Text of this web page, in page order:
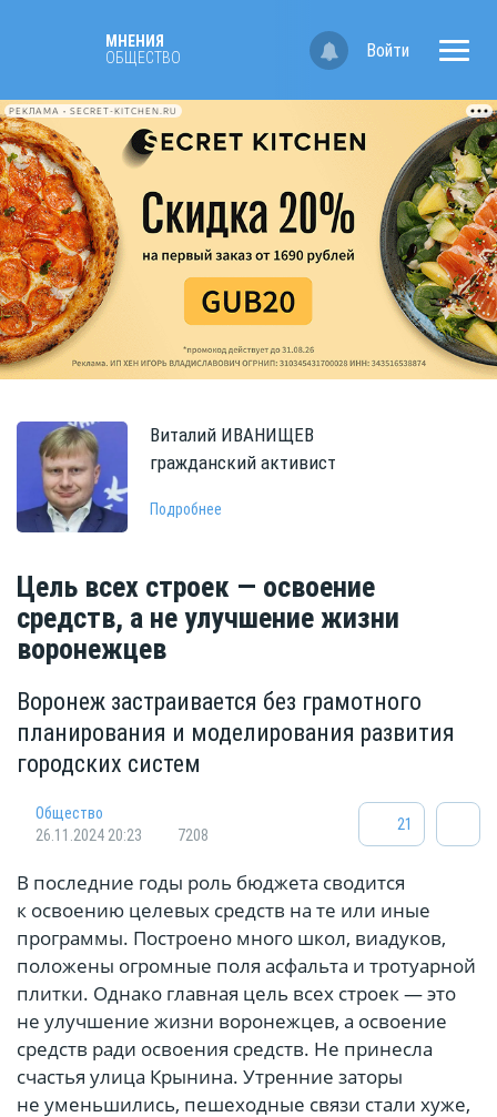
МНЕНИЯ
ОБЩЕСТВО
Войти
РЕКЛАМА • SECRET-KITCHEN.RU
Виталий ИВАНИЩЕВ
гражданский активист
Подробнее
Цель всех строек — освоение
средств, а не улучшение жизни
воронежцев
Воронеж застраивается без грамотного
планирования и моделирования развития
городских систем
Общество
26.11.2024 20:23
7208
21
В последние годы роль бюджета сводится
к освоению целевых средств на те или иные
программы. Построено много школ, виадуков,
положены огромные поля асфальта и тротуарной
плитки. Однако главная цель всех строек — это
не улучшение жизни воронежцев, а освоение
средств ради освоения средств. Не принесла
счастья улица Крынина. Утренние заторы
не уменьшились, пешеходные связи стали хуже,